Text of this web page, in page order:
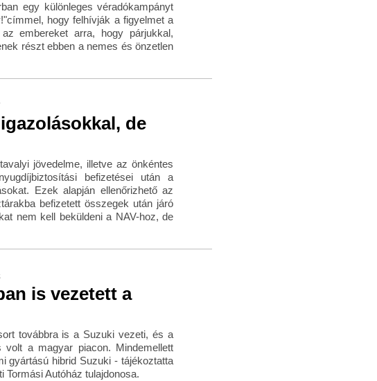
egy különleges véradókampányt
hogy felhívják a figyelmet a
embereket arra, hogy párjukkal,
részt ebben a nemes és önzetlen
de
jövedelme, illetve az önkéntes
befizetései után a
Ezek alapján ellenőrizhető az
befizetett összegek után járó
nem kell beküldeni a NAV-hoz, de
is vezetett a
továbbra is a Suzuki vezeti, és a
a magyar piacon. Mindemellett
gyártású hibrid Suzuki - tájékoztatta
Tormási Autóház tulajdonosa.